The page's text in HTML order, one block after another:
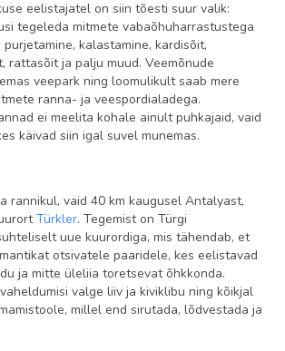
eelistajatel on siin tõesti suur valik:
tegeleda mitmete vabaõhuharrastustega
kalastamine, kardisõit,
rattasõit ja palju muud. Veemõnude
veepark ning loomulikult saab mere
ranna- ja veespordialadega.
ei meelita kohale ainult puhkajaid, vaid
käivad siin igal suvel munemas.
rannikul, vaid 40 km kaugusel Antalyast,
Türkler. Tegemist on Türgi
uue kuurordiga, mis tähendab, et
otsivatele paaridele, kes eelistavad
ja mitte üleliia toretsevat õhkkonda.
valge liiv ja kiviklibu ning kõikjal
millel end sirutada, lõdvestada ja